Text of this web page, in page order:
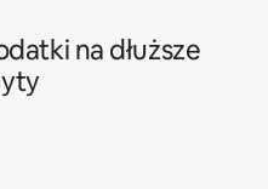
na dłuższe